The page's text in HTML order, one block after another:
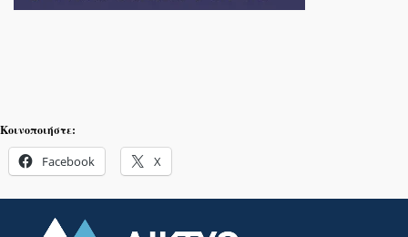
Κοινοποιήστε:
Facebook X